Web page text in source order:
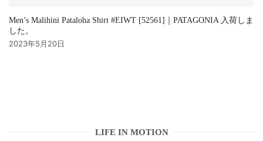
Men’s Malihini Pataloha Shirt #EIWT [52561]｜PATAGONIA 入荷しま
した。
2023年5月20日
LIFE IN MOTION